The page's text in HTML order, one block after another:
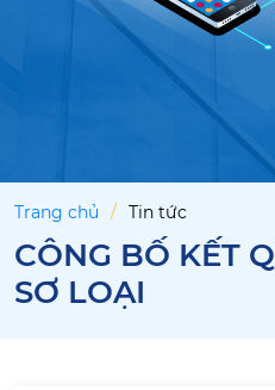
Trang chủ Tin tức
CÔNG BỐ KẾT
SƠ LOẠI